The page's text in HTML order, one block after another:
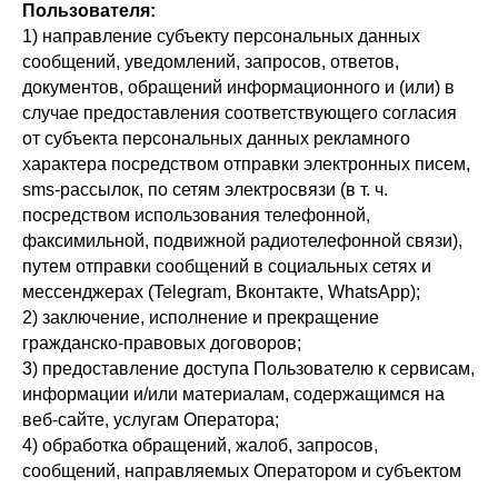
Пользователя:
1) направление субъекту персональных данных
сообщений, уведомлений, запросов, ответов,
документов, обращений информационного и (или) в
случае предоставления соответствующего согласия
от субъекта персональных данных рекламного
характера посредством отправки электронных писем,
sms-рассылок, по сетям электросвязи (в т. ч.
посредством использования телефонной,
факсимильной, подвижной радиотелефонной связи),
путем отправки сообщений в социальных сетях и
мессенджерах (Telegram, Вконтакте, WhatsApp);
2) заключение, исполнение и прекращение
гражданско-правовых договоров;
3) предоставление доступа Пользователю к сервисам,
информации и/или материалам, содержащимся на
веб-сайте, услугам Оператора;
4) обработка обращений, жалоб, запросов,
сообщений, направляемых Оператором и субъектом